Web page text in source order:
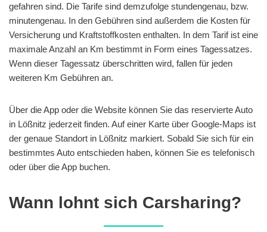
gefahren sind. Die Tarife sind demzufolge stundengenau, bzw.
minutengenau. In den Gebühren sind außerdem die Kosten für
Versicherung und Kraftstoffkosten enthalten. In dem Tarif ist eine
maximale Anzahl an Km bestimmt in Form eines Tagessatzes.
Wenn dieser Tagessatz überschritten wird, fallen für jeden
weiteren Km Gebühren an.
Über die App oder die Website können Sie das reservierte Auto
in Lößnitz jederzeit finden. Auf einer Karte über Google-Maps ist
der genaue Standort in Lößnitz markiert. Sobald Sie sich für ein
bestimmtes Auto entschieden haben, können Sie es telefonisch
oder über die App buchen.
Wann lohnt sich Carsharing?